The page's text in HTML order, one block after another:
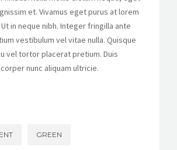
et. Vivamus eget purus at lorem
in neque nibh. Integer fringilla ante
vestibulum vel vitae nulla. Quisque
vel tortor placerat pretium. Duis
nunc aliquam ultricie.
GREEN